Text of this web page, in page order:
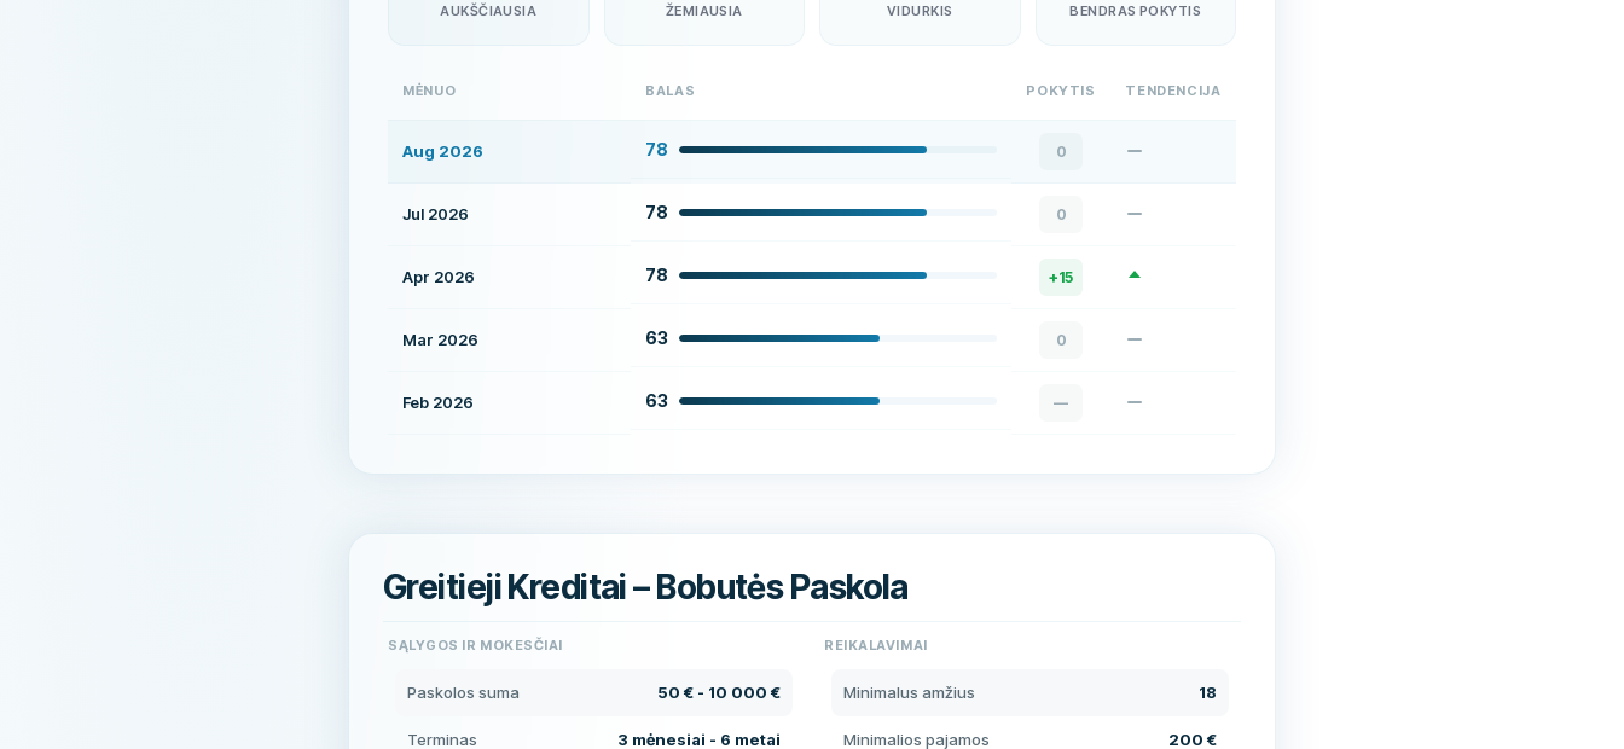
AUKŠČIAUSIA ŽEMIAUSIA VIDURKIS BENDRAS POKYTIS
MĖNUO BALAS POKYTIS TENDENCIJA
Aug 2026 78 0
Jul 2026 78 0
Apr 2026 78 +15
Mar 2026 63 0
Feb 2026 63 —
Greitieji Kreditai – Bobutės Paskola
SĄLYGOS IR MOKESČIAI
Paskolos suma 50 € - 10 000 €
Terminas 3 mėnesiai - 6 metai
REIKALAVIMAI
Minimalus amžius 18
Minimalios pajamos 200 €